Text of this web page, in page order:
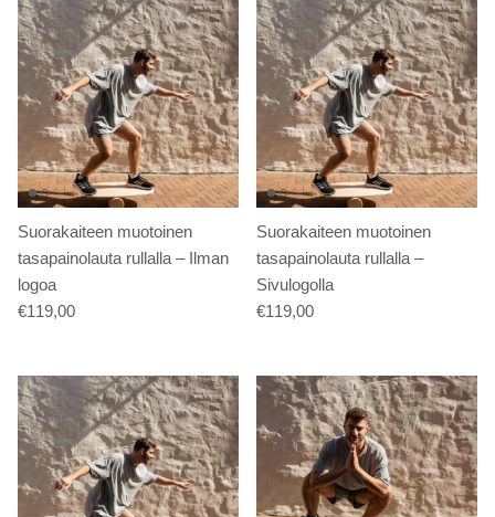
Suorakaiteen muotoinen
tasapainolauta rullalla – Ilman
logoa
€119,00
Suorakaiteen muotoinen
tasapainolauta rullalla –
Sivulogolla
€119,00